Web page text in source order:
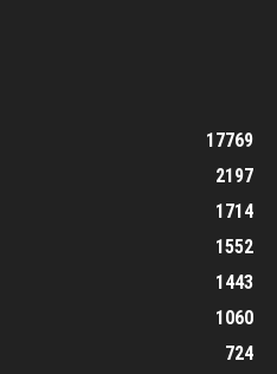
17769
2197
1714
1552
1443
1060
724